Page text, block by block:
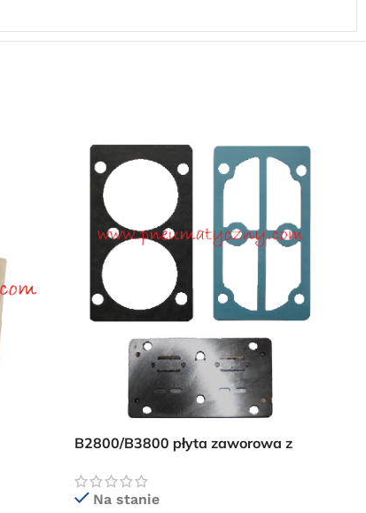
B2800/B3800 płyta zaworowa z
Na stanie